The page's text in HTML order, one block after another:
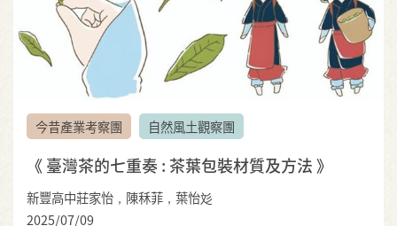
今昔產業考察團 自然風土觀察團
《 臺灣茶的七重奏 : 茶葉包裝材質及方法 》
新豐高中莊家怡，陳秝菲，葉怡彣
2025/07/09